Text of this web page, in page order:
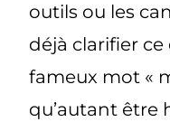
outils ou les
déjà clarifier ce
fameux mot «
qu’autant être